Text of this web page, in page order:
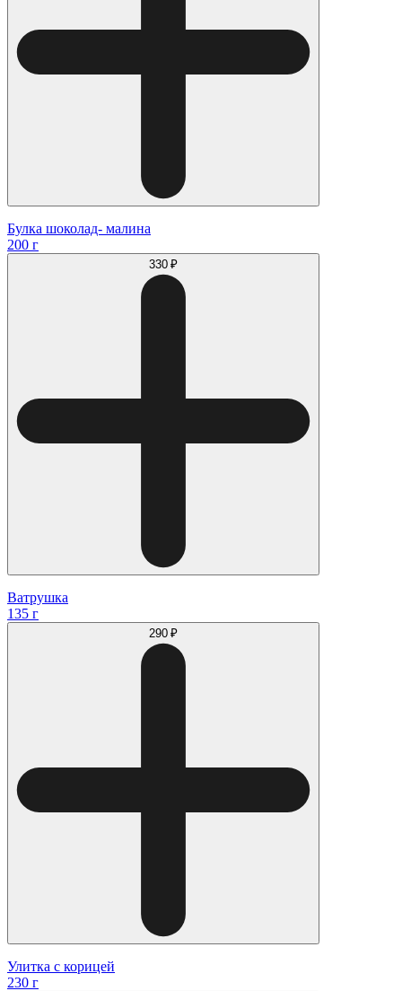
Булка шоколад- малина
200 г
330 ₽
Ватрушка
135 г
290 ₽
Улитка с корицей
230 г